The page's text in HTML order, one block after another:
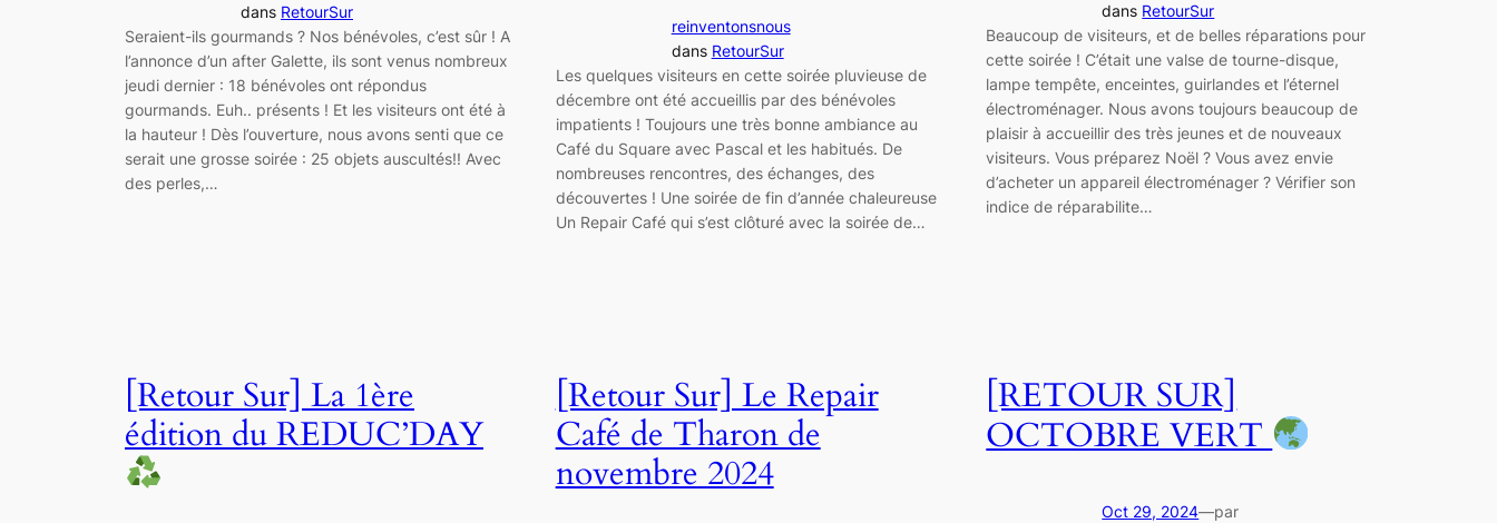
dans RetourSur
Seraient-ils gourmands ? Nos bénévoles, c’est sûr ! A
l’annonce d’un after Galette, ils sont venus nombreux
jeudi dernier : 18 bénévoles ont répondus
gourmands. Euh.. présents ! Et les visiteurs ont été à
la hauteur ! Dès l’ouverture, nous avons senti que ce
serait une grosse soirée : 25 objets auscultés!! Avec
des perles,…
reinventonsnous
dans RetourSur
Les quelques visiteurs en cette soirée pluvieuse de
décembre ont été accueillis par des bénévoles
impatients ! Toujours une très bonne ambiance au
Café du Square avec Pascal et les habitués. De
nombreuses rencontres, des échanges, des
découvertes ! Une soirée de fin d’année chaleureuse
Un Repair Café qui s’est clôturé avec la soirée de…
dans RetourSur
Beaucoup de visiteurs, et de belles réparations pour
cette soirée ! C’était une valse de tourne-disque,
lampe tempête, enceintes, guirlandes et l’éternel
électroménager. Nous avons toujours beaucoup de
plaisir à accueillir des très jeunes et de nouveaux
visiteurs. Vous préparez Noël ? Vous avez envie
d’acheter un appareil électroménager ? Vérifier son
indice de réparabilite…
[Retour Sur] La 1ère
édition du REDUC’DAY
[Retour Sur] Le Repair
Café de Tharon de
novembre 2024
[RETOUR SUR]
OCTOBRE VERT
Oct 29, 2024—par